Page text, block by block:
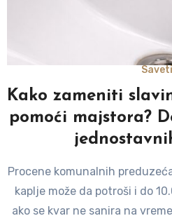
Saveti
Kako zameniti
pomoći majstora?
Procene komunalnih preduzeća pokazuju da slavina koja
kaplje može da potroši i do
ako se kvar ne sanira na